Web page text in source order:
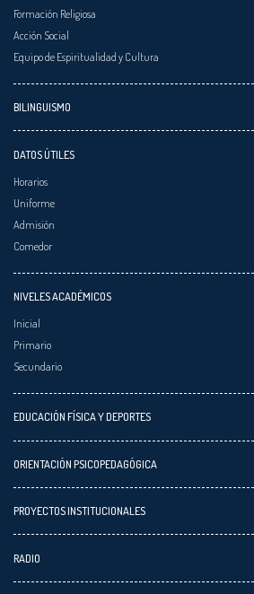
Formación Religiosa
Acción Social
Equipo de Espiritualidad y Cultura
BILINGUISMO
DATOS ÚTILES
Horarios
Uniforme
Admisión
Comedor
NIVELES ACADÉMICOS
Inicial
Primario
Secundario
EDUCACIÓN FÍSICA Y DEPORTES
ORIENTACIÓN PSICOPEDAGÓGICA
PROYECTOS INSTITUCIONALES
RADIO